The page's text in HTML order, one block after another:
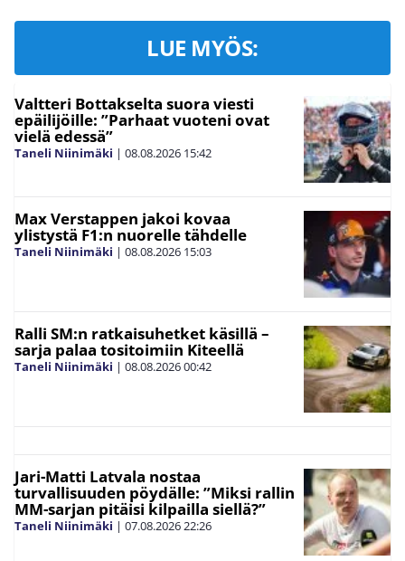
LUE MYÖS:
Valtteri Bottakselta suora viesti
epäilijöille: ”Parhaat vuoteni ovat
vielä edessä”
Taneli Niinimäki | 08.08.2026 15:42
Max Verstappen jakoi kovaa
ylistystä F1:n nuorelle tähdelle
Taneli Niinimäki | 08.08.2026 15:03
Ralli SM:n ratkaisuhetket käsillä –
sarja palaa tositoimiin Kiteellä
Taneli Niinimäki | 08.08.202600:42
Jari-Matti Latvala nostaa
turvallisuuden pöydälle: ”Miksi rallin
MM-sarjan pitäisi kilpailla siellä?”
Taneli Niinimäki | 07.08.202622:26